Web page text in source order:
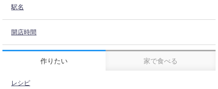
駅名
開店時間
作りたい 家で食べる
レシピ